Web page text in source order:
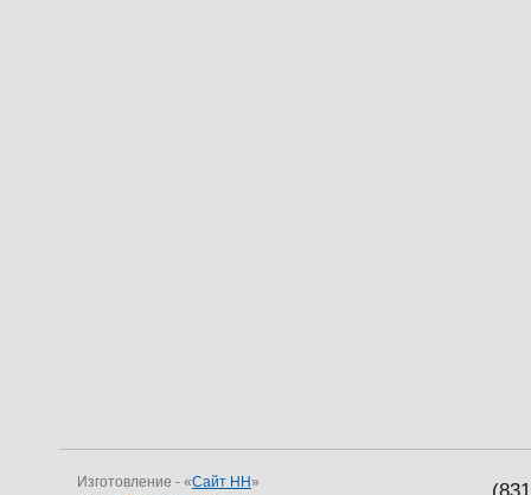
Изготовление - «Сайт НН»